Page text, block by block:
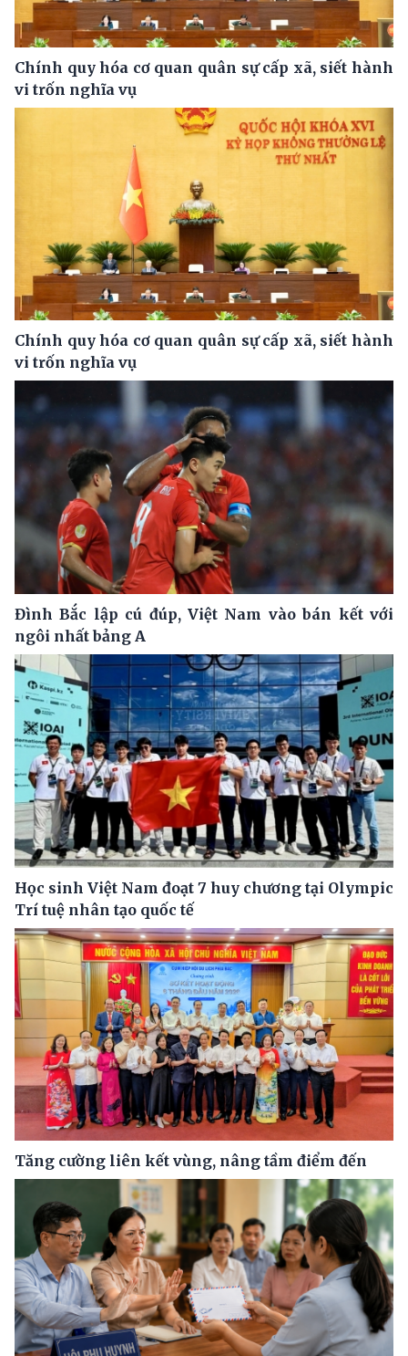
Chính quy hóa cơ quan quân sự cấp xã, siết hành
vi trốn nghĩa vụ
Chính quy hóa cơ quan quân sự cấp xã, siết hành
vi trốn nghĩa vụ
Đình Bắc lập cú đúp, Việt Nam vào bán kết với
ngôi nhất bảng A
Học sinh Việt Nam đoạt 7 huy chương tại Olympic
Trí tuệ nhân tạo quốc tế
Tăng cường liên kết vùng, nâng tầm điểm đến